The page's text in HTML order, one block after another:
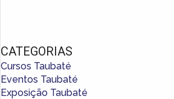
CATEGORIAS
Cursos Taubaté
Eventos Taubaté
Exposição Taubaté